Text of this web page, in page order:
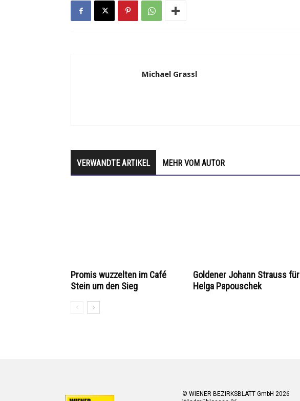
Michael Grassl
VERWANDTE ARTIKEL MEHR VOM AUTOR
Promis wuzzelten im Café
Stein um den Sieg
Goldener Johann Strauss für
Helga Papouschek
© WIENER BEZIRKSBLATT GmbH 2026